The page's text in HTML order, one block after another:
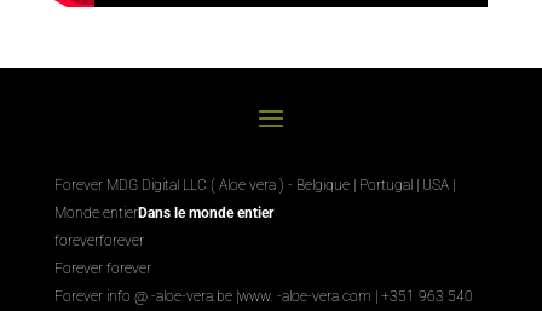
Forever MDG Digital LLC ( Aloe vera ) - Belgique | Portugal | USA |
Monde entierDans le monde entier
foreverforever
Forever forever
Forever info @ -aloe-vera.be |www. -aloe-vera.com | +351 963 540